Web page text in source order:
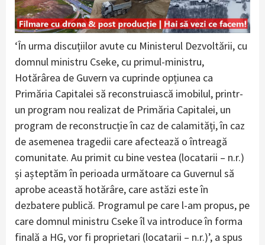
‘În urma discuțiilor avute cu Ministerul Dezvoltării, cu
domnul ministru Cseke, cu primul-ministru,
Hotărârea de Guvern va cuprinde opțiunea ca
Primăria Capitalei să reconstruiască imobilul, printr-
un program nou realizat de Primăria Capitalei, un
program de reconstrucție în caz de calamități, în caz
de asemenea tragedii care afectează o întreagă
comunitate. Au primit cu bine vestea (locatarii – n.r.)
și așteptăm în perioada următoare ca Guvernul să
aprobe această hotărâre, care astăzi este în
dezbatere publică. Programul pe care l-am propus, pe
care domnul ministru Cseke îl va introduce în forma
finală a HG, vor fi proprietari (locatarii – n.r.)’, a spus